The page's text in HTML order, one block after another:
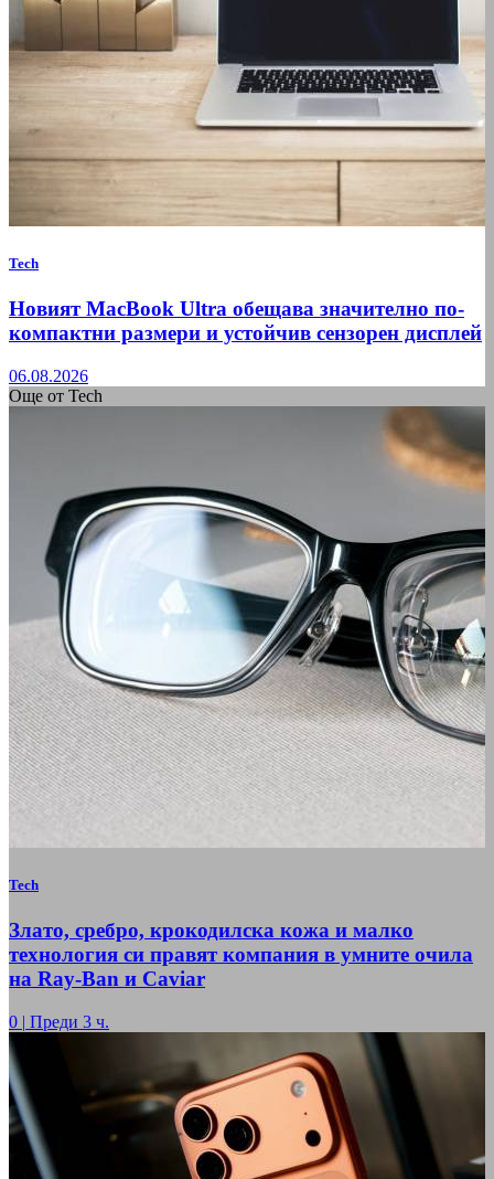
Tech
Новият MacBook Ultra обещава значително по-
компактни размери и устойчив сензорен дисплей
06.08.2026
Още от Tech
Tech
Злато, сребро, крокодилска кожа и малко
технология си правят компания в умните очила
на Ray-Ban и Caviar
0 | Преди 3 ч.